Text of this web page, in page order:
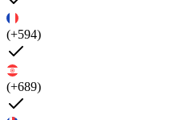
(+594)
(+689)